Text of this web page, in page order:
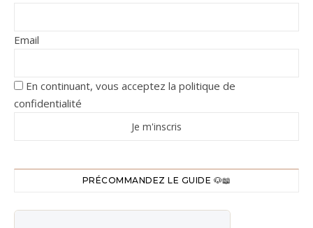
Email
En continuant, vous acceptez la politique de
confidentialité
PRÉCOMMANDEZ LE GUIDE 🐶📖